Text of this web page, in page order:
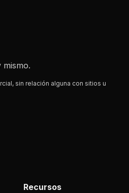
mismo.
sin relación alguna con sitios u
Recursos